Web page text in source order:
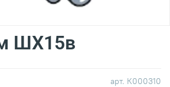
арт. К000310
ШХ15в